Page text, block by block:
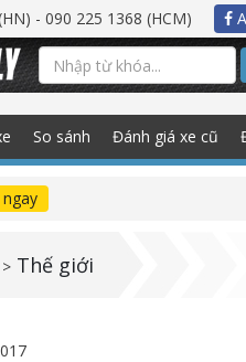
- 090 225 1368 (HCM)
So sánh Đánh giá xe cũ
> Thế giới